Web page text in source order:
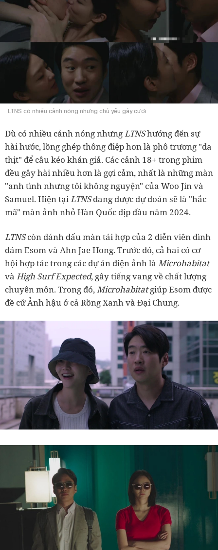
LTNS có nhiều cảnh nóng nhưng chủ yếu gây cười
Dù có nhiều cảnh nóng nhưngLTNShướng đến sự
hài hước, lồng ghép thông điệp hơn là phô trương "da
thịt" để câu kéo khán giả. Các cảnh 18+ trong phim
đều gây hài nhiều hơn là gợi cảm, nhất là những màn
"anh tình nhưng tôi không nguyện" của Woo Jin và
Samuel. Hiện tạiLTNSđang được dự đoán sẽ là "hắc
mã" màn ảnh nhỏ Hàn Quốc dịp đầu năm 2024.
LTNScòn đánh dấu màn tái hợp của 2 diễn viên đình
đám Esom và Ahn Jae Hong. Trước đó, cả hai có cơ
hội hợp tác trong các dự án điện ảnh là Microhabitat
và High Surf Expected, gây tiếng vang về chất lượng
chuyên môn. Trong đó,Microhabitatgiúp Esom được
đề cử Ảnh hậu ở cả Rồng Xanh và Đại Chung.